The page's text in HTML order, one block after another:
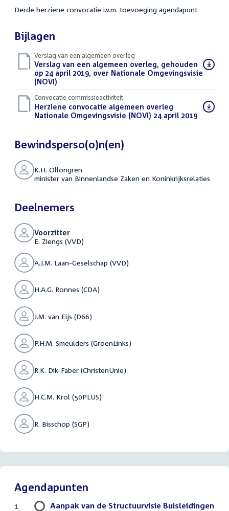
Derde herziene convocatie i.v.m. toevoeging agendapunt
Bijlagen
Verslag van een algemeen overleg
Download
bestand:
Verslag van een algemeen overleg, gehouden
op 24 april 2019, over Nationale Omgevingsvisie
(NOVI)
Convocatie commissieactiviteit
Download
bestand:
Herziene convocatie algemeen overleg
Nationale Omgevingsvisie (NOVI) 24 april 2019(PDF)
Bewindsperso(o)n(en)
K.H. Ollongren
minister van Binnenlandse Zaken en Koninkrijksrelaties
Deelnemers
Voorzitter
E. Ziengs (VVD)
A.J.M. Laan-Geselschap (VVD)
H.A.G. Ronnes (CDA)
J.M. van Eijs (D66)
P.H.M. Smeulders (GroenLinks)
R.K. Dik-Faber (ChristenUnie)
H.C.M. Krol (50PLUS)
R. Bisschop (SGP)
Agendapunten
Aanpak van de Structuurvisie Buisleidingen
1